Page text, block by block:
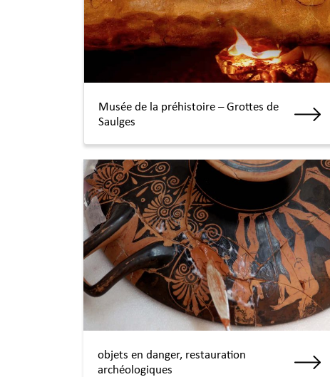
Musée de la préhistoire – Grottes de
Saulges
objets en danger, restauration
archéologiques